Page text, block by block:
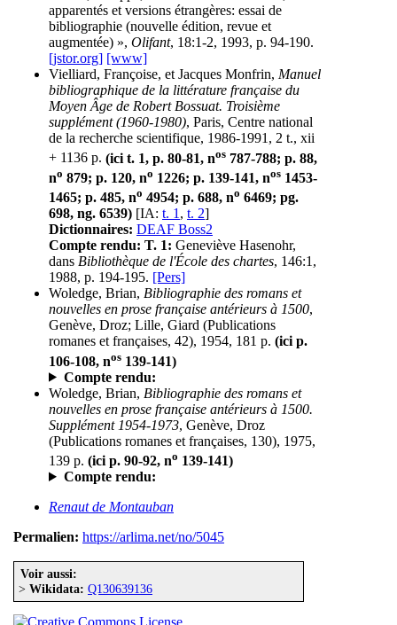
apparentés et versions étrangères: essai de
bibliographie (nouvelle édition, revue et
augmentée) », Olifant, 18:1-2, 1993, p. 94-190.
[jstor.org] [www]
Vielliard, Françoise, et Jacques Monfrin, Manuel
bibliographique de la littérature française du
Moyen Âge de Robert Bossuat. Troisième
supplément (1960-1980), Paris, Centre national
de la recherche scientifique, 1986-1991, 2 t., xii
+ 1136 p. (ici t. 1, p. 80-81, nos 787-788; p. 88,
no 879; p. 120, no 1226; p. 139-141, nos 1453-
1465; p. 485, no 4954; p. 688, no 6469; pg.
698, ng. 6539) [IA: t. 1 , t. 2]
Dictionnaires: DEAF Boss2
Compte rendu: T. 1: Geneviève Hasenohr,
dans Bibliothèque de l'École des chartes, 146:1,
1988, p. 194-195. [Pers]
Woledge, Brian, Bibliographie des romans et
nouvelles en prose française antérieurs à 1500,
Genève, Droz; Lille, Giard (Publications
romanes et françaises, 42), 1954, 181 p. (ici p.
106-108, nos 139-141)
Compte rendu:
Woledge, Brian, Bibliographie des romans et
nouvelles en prose française antérieurs à 1500.
Supplément 1954-1973, Genève, Droz
(Publications romanes et françaises, 130), 1975,
139 p. (ici p. 90-92, no 139-141)
Compte rendu:
Renaut de Montauban
Permalien: https://arlima.net/no/5045
Voir aussi:
> Wikidata: Q130639136